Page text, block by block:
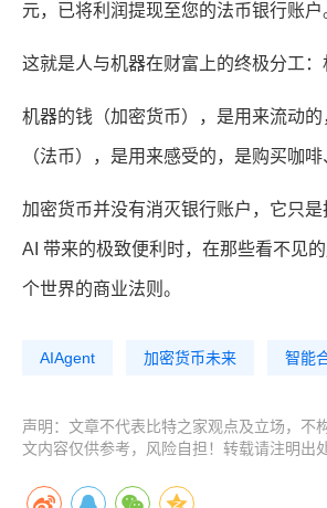
元，已将利润提现至您的法币银行账户
这就是人与机器在财富上的终极分工
机器的钱（加密货币），是用来流动
（法币），是用来感受的，是购买咖
加密货币并没有消灭银行账户，它只
AI 带来的极致便利时，在那些看不见
个世界的商业法则。
AIAgent 加密货币未来 智能
声明：文章不代表比特之家观点及立场，不
文内容仅供参考，风险自担！转载请注明出